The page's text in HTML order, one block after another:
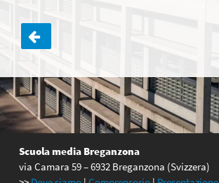
Navigazione
articoli
Scuola media Breganzona
via Camara 59 – 6932 Breganzona (Svizzera)